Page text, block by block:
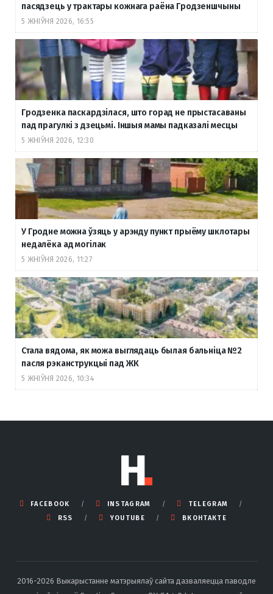
пасядзець у трактары кожнага раёна Гродзеншчыны
5 ЖНІЎНЯ 2026, 16:55
Гродзенка паскардзілася, што горад не прыстасаваны
пад прагулкі з дзецьмі. Іншыя мамы падказалі месцы
5 ЖНІЎНЯ 2026, 12:30
У Гродне можна ўзяць у арэнду пункт прыёму шклотары
недалёка ад могілак
5 ЖНІЎНЯ 2026, 11:27
Стала вядома, як можа выглядаць былая бальніца №2
пасля рэканструкцыі пад ЖК
5 ЖНІЎНЯ 2026, 10:34
FACEBOOK INSTAGRAM
TELEGRAM
RSS
YOUTUBE ВКОНТАКТЕ
2016-2026 Выкарыстанне матэрыялаў сайта дазваляецца паводле